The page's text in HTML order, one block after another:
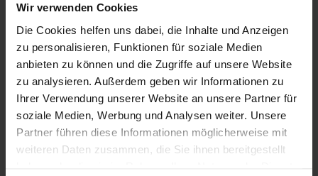
Wir verwenden Cookies
Die Cookies helfen uns dabei, die Inhalte und Anzeigen
zu personalisieren, Funktionen für soziale Medien
anbieten zu können und die Zugriffe auf unsere Website
zu analysieren. Außerdem geben wir Informationen zu
Ihrer Verwendung unserer Website an unsere Partner für
soziale Medien, Werbung und Analysen weiter. Unsere
Partner führen diese Informationen möglicherweise mit
weiteren Daten zusammen, die Sie ihnen bereitgestellt
5,40 €
zzgl. MwSt.
zzgl. Versandkosten
DETAILS
04232 AG